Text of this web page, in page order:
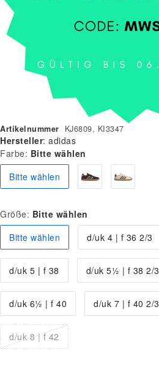
Artikelnummer KJ6809, KI3347
Hersteller: adidas
Farbe: Bitte wählen
Bitte wählen
Größe: Bitte wählen
Bitte wählen
d/uk 4 | f 36 2/3
d/uk 5 | f 38 d/uk 5½ | f 38 2/3
d/uk 6½ | f 40 d/uk 7 | f 40 2/3
d/uk 8 | f 42